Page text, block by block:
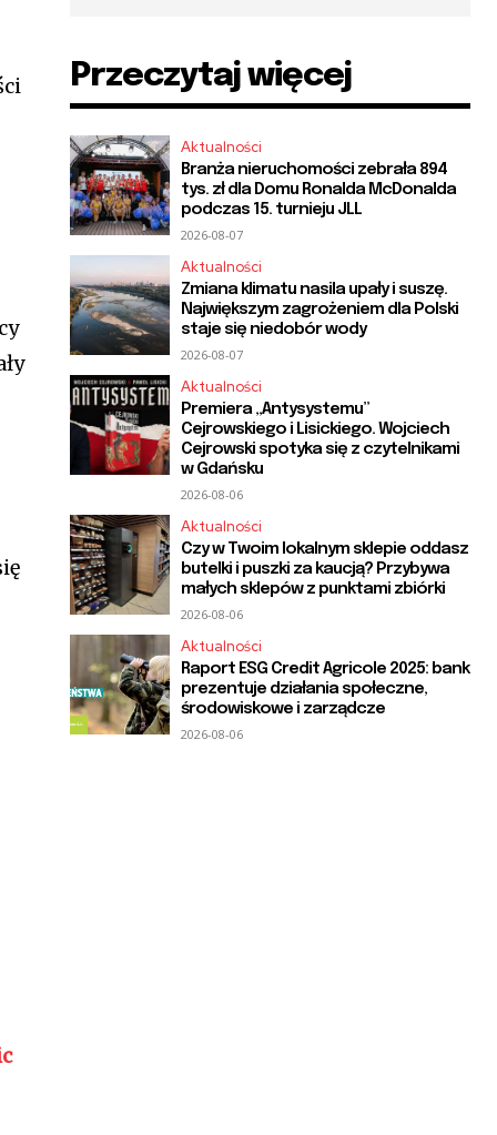
Przeczytaj więcej
Aktualności
Branża nieruchomości zebrała 894
tys. zł dla Domu Ronalda McDonalda
podczas 15. turnieju JLL
2026-08-07
Aktualności
Zmiana klimatu nasila upały i suszę.
Największym zagrożeniem dla Polski
staje się niedobór wody
2026-08-07
Aktualności
Premiera „Antysystemu”
Cejrowskiego i Lisickiego. Wojciech
Cejrowski spotyka się z czytelnikami
w Gdańsku
2026-08-06
Aktualności
Czy w Twoim lokalnym sklepie oddasz
butelki i puszki za kaucją? Przybywa
małych sklepów z punktami zbiórki
2026-08-06
Aktualności
Raport ESG Credit Agricole 2025: bank
prezentuje działania społeczne,
środowiskowe i zarządcze
2026-08-06